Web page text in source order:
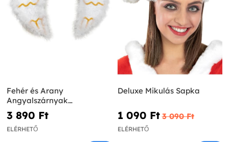
Fehér és Arany
Angyalszárnyak
Gyermekeknek
3 890 Ft‎
ELÉRHETŐ
Deluxe Mikulás Sapka
1 090 Ft‎ 3 090 Ft‎
ELÉRHETŐ